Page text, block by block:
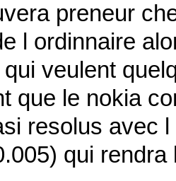
preneur
l ordinnaire
veulent
que le nokia
resolus avec
qui